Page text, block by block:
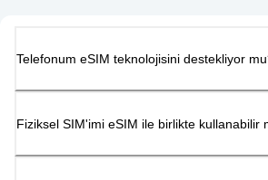
Telefonum eSIM teknolojisini destekliyor
Fiziksel SIM'imi eSIM ile birlikte kullanabilir